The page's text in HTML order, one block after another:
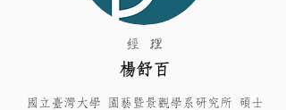
經 理
楊舒百
國立臺灣大學 園藝暨景觀學系研究所 碩士